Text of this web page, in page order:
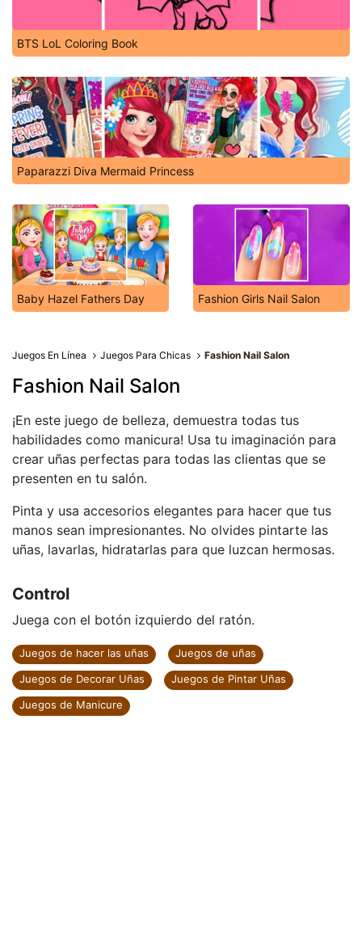
BTS LoL Coloring Book
Paparazzi Diva Mermaid Princess
Baby Hazel Fathers Day Fashion Girls Nail Salon
Juegos En Línea Juegos Para Chicas Fashion Nail Salon
Fashion Nail Salon
¡En este juego de belleza, demuestra todas tus
habilidades como manicura! Usa tu imaginación para
crear uñas perfectas para todas las clientas que se
presenten en tu salón.
Pinta y usa accesorios elegantes para hacer que tus
manos sean impresionantes. No olvides pintarte las
uñas, lavarlas, hidratarlas para que luzcan hermosas.
Control
Juega con el botón izquierdo del ratón.
Juegos de hacer las uñas
Juegos de uñas
Juegos de Decorar Uñas
Juegos de Pintar Uñas
Juegos de Manicure